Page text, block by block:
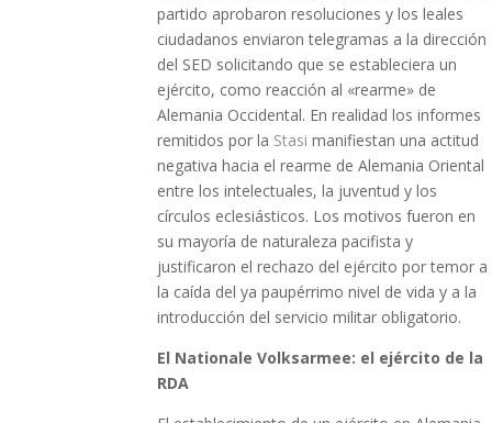
partido aprobaron resoluciones y los leales
ciudadanos enviaron telegramas a la dirección
del SED solicitando que se estableciera un
ejército, como reacción al «rearme» de
Alemania Occidental. En realidad los informes
remitidos por la Stasi manifiestan una actitud
negativa hacia el rearme de Alemania Oriental
entre los intelectuales, la juventud y los
círculos eclesiásticos. Los motivos fueron en
su mayoría de naturaleza pacifista y
justificaron el rechazo del ejército por temor a
la caída del ya paupérrimo nivel de vida y a la
introducción del servicio militar obligatorio.
El Nationale Volksarmee: el ejército de la
RDA